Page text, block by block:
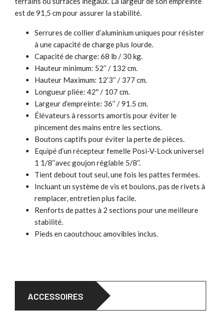
est de 91,5 cm pour assurer la stabilité.
Serrures de collier d’aluminium uniques pour résister
à une capacité de charge plus lourde.
Capacité de charge: 68 lb / 30 kg.
Hauteur minimum: 52’’ / 132 cm.
Hauteur Maximum: 12’3’’ / 377 cm.
Longueur pliée: 42'' / 107 cm.
Largeur d’empreinte: 36’’ / 91.5 cm.
Élévateurs à ressorts amortis pour éviter le
pincement des mains entre les sections.
Boutons captifs pour éviter la perte de pièces.
Equipé d’un récepteur femelle Posi-V-Lock universel
1 1/8’’avec goujon réglable 5/8’’.
Tient debout tout seul, une fois les pattes fermées.
Incluant un système de vis et boulons, pas de rivets à
remplacer, entretien plus facile.
Renforts de pattes à 2 sections pour une meilleure
stabilité.
Pieds en caoutchouc amovibles inclus.
ACCESSOIRES